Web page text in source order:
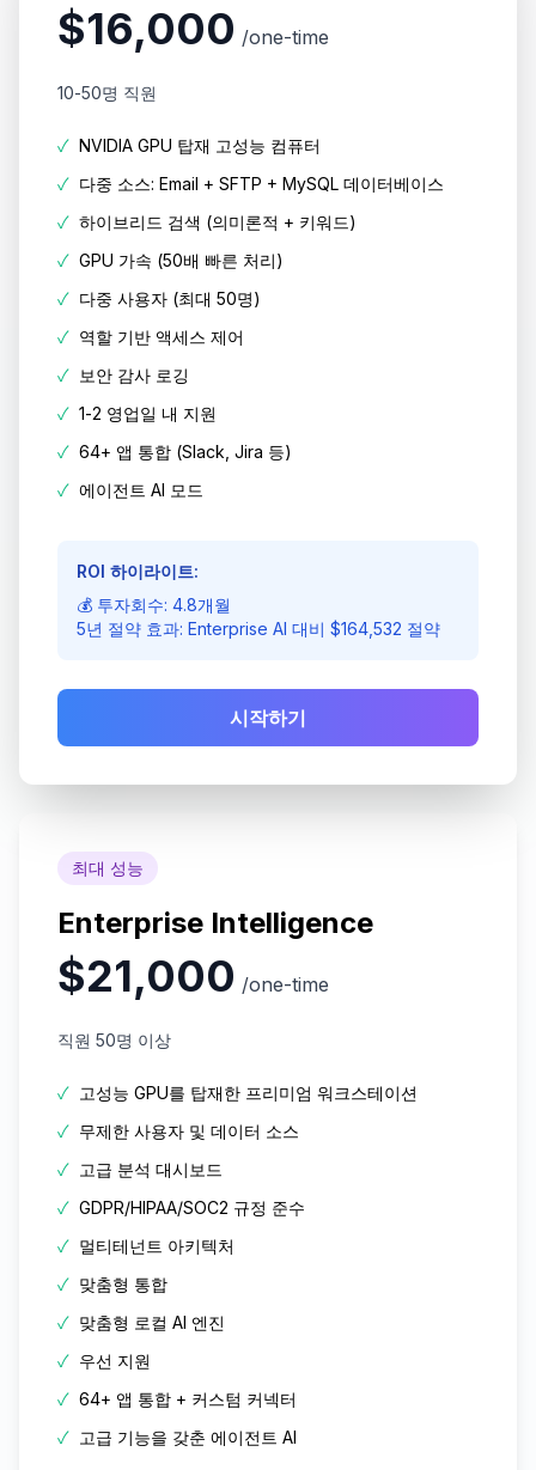
$16,000 /one-time
10-50명 직원
✓ NVIDIA GPU 탑재 고성능 컴퓨터
✓ 다중 소스: Email + SFTP + MySQL 데이터베이스
✓ 하이브리드 검색 (의미론적 + 키워드)
✓ GPU 가속 (50배 빠른 처리)
✓ 다중 사용자 (최대 50명)
✓ 역할 기반 액세스 제어
✓ 보안 감사 로깅
✓ 1-2 영업일 내 지원
✓ 64+ 앱 통합 (Slack, Jira 등)
✓ 에이전트 AI 모드
ROI 하이라이트:
💰 투자회수: 4.8개월
5년 절약 효과: Enterprise AI 대비 $164,532 절약
시작하기
최대 성능
Enterprise Intelligence
$21,000 /one-time
직원 50명 이상
✓ 고성능 GPU를 탑재한 프리미엄 워크스테이션
✓ 무제한 사용자 및 데이터 소스
✓ 고급 분석 대시보드
✓ GDPR/HIPAA/SOC2 규정 준수
✓ 멀티테넌트 아키텍처
✓ 맞춤형 통합
✓ 맞춤형 로컬 AI 엔진
✓ 우선 지원
✓ 64+ 앱 통합 + 커스텀 커넥터
✓ 고급 기능을 갖춘 에이전트 AI